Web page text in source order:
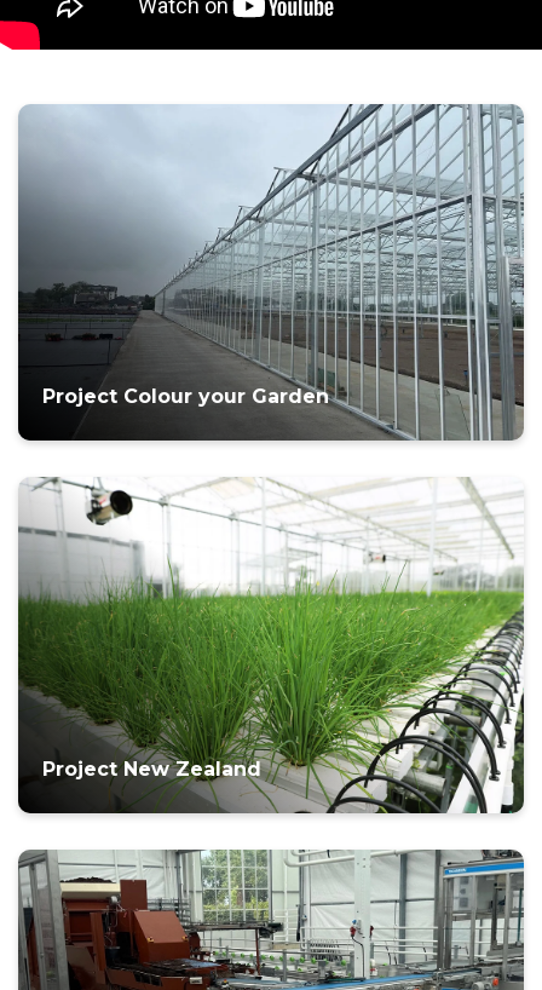
Project Colour your Garden
Project New Zealand